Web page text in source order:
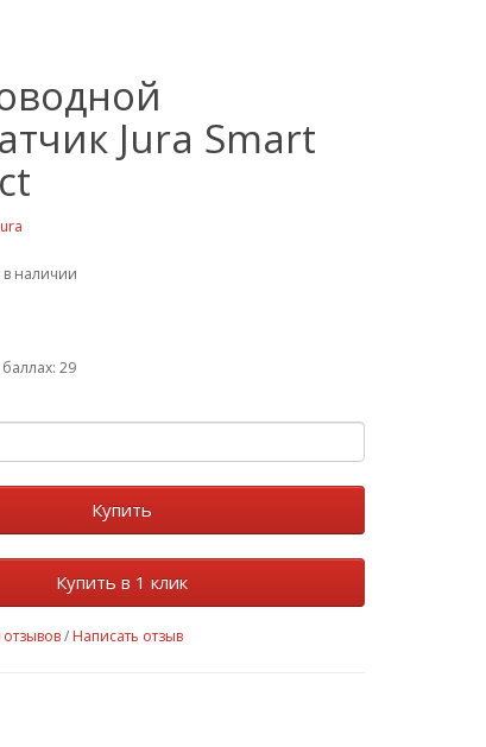
Jura Smart
в наличии
29
Купить
Купить в 1 клик
отзывов/ Написать отзыв